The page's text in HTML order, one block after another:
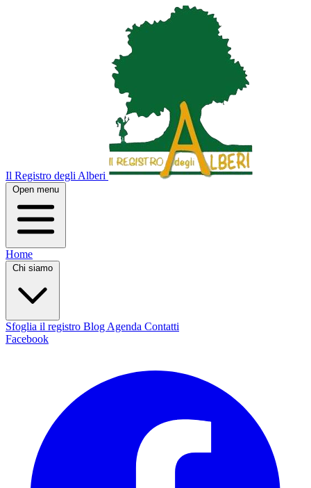
Il Registro degli Alberi
Open menu
Home
Chi siamo
Sfoglia il registro Blog Agenda Contatti
Facebook